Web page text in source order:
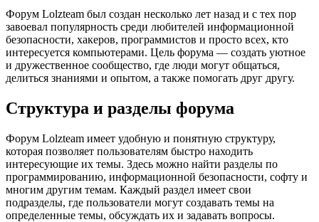
Форум Lolzteam был создан несколько лет назад и с тех пор
завоевал популярность среди любителей информационной
безопасности, хакеров, программистов и просто всех, кто
интересуется компьютерами. Цель форума — создать уютное
и дружественное сообщество, где люди могут общаться,
делиться знаниями и опытом, а также помогать друг другу.
Структура и разделы форума
Форум Lolzteam имеет удобную и понятную структуру,
которая позволяет пользователям быстро находить
интересующие их темы. Здесь можно найти разделы по
программированию, информационной безопасности, софту и
многим другим темам. Каждый раздел имеет свои
подразделы, где пользователи могут создавать темы на
определенные темы, обсуждать их и задавать вопросы.